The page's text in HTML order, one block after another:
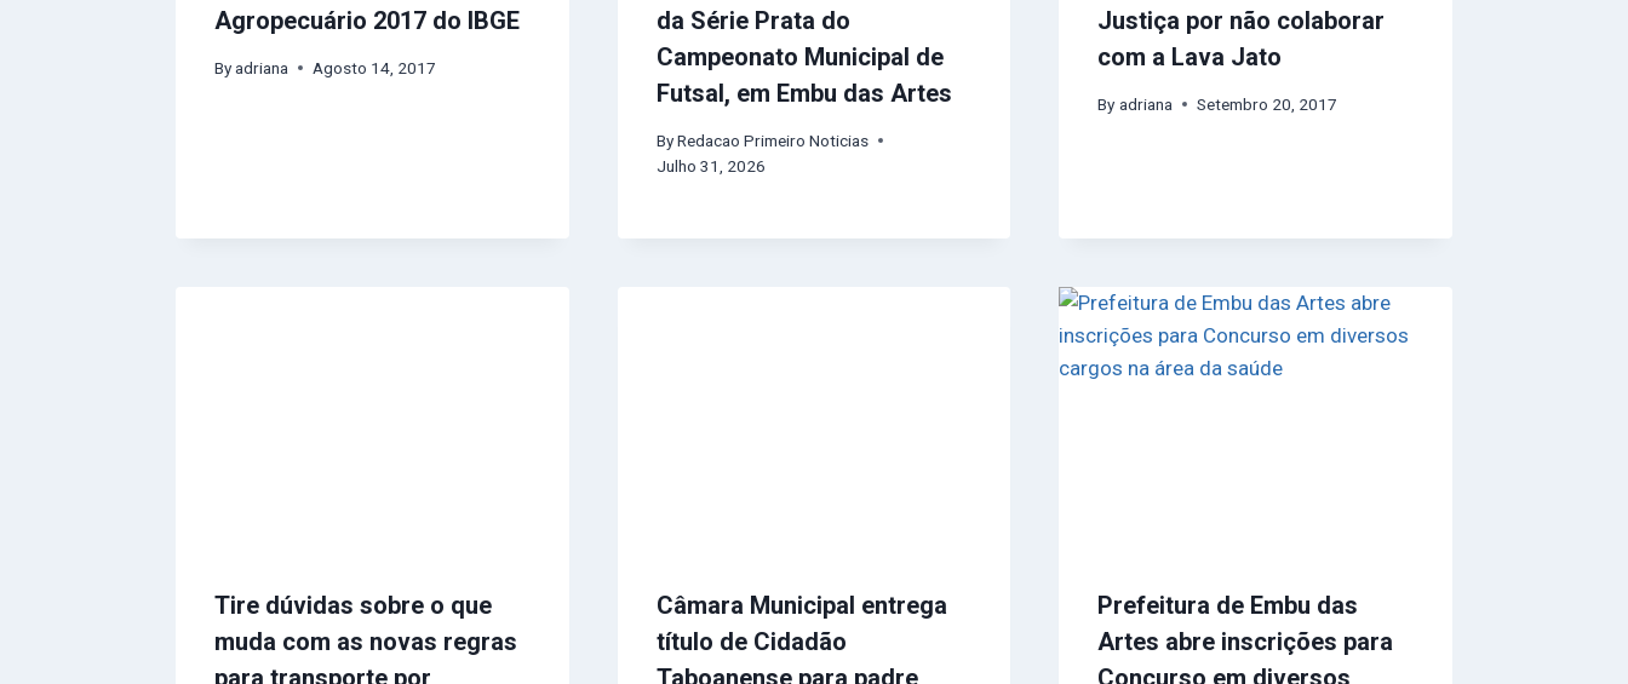
Agropecuário 2017 do IBGE
Byadriana Agosto 14, 2017
da Série Prata do
Campeonato Municipal de
Futsal, em Embu das Artes
By Redacao Primeiro Noticias
Julho 31, 2026
Justiça por não colaborar
com a Lava Jato
By adriana Setembro 20, 2017
Tire dúvidas sobre o que
muda com as novas regras
para transporte por
Câmara Municipal entrega
título de Cidadão
Taboanense para padre
Prefeitura de Embu das
Artes abre inscrições para
Concurso em diversos